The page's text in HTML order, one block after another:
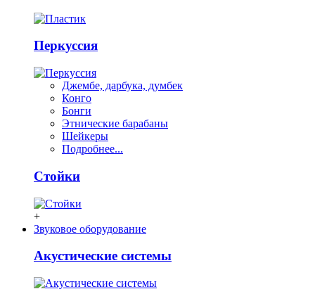
Перкуссия
Джембе, дарбука, думбек
Конго
Бонги
Этнические барабаны
Шейкеры
Подробнее...
Стойки
+
Звуковое оборудование
Акустические системы